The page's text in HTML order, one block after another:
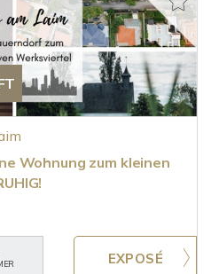
Wohnung zum kleinen